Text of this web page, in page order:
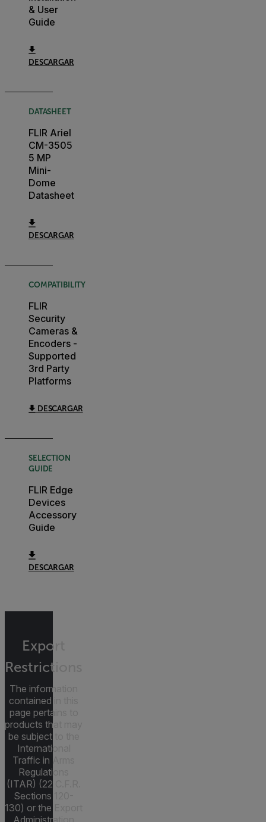
& User
Guide
DESCARGAR
DATASHEET
FLIR Ariel
CM-3505
5 MP
Mini-
Dome
Datasheet
DESCARGAR
COMPATIBILITY
FLIR
Security
Cameras &
Encoders -
Supported
3rd Party
Platforms
DESCARGAR
SELECTION
GUIDE
FLIR Edge
Devices
Accessory
Guide
DESCARGAR
Export
Restrictions
The information
contained in this
page pertains to
products that may
be subject to the
International
Traffic in Arms
Regulations
(ITAR) (22 C.F.R.
Sections 120-
130) or the Export
Administration